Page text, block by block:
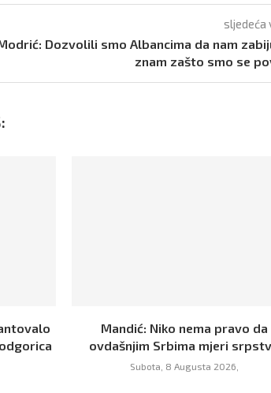
sljedeća
Dozvolili smo Albancima da nam
znam zašto smo se
Mandić: Niko nema pravo da
ovdašnjim Srbima mjeri
Subota, 8 Augusta 2026,